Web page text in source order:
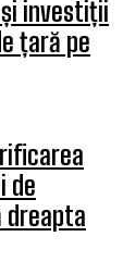
investiții
țară pe
de
dreapta